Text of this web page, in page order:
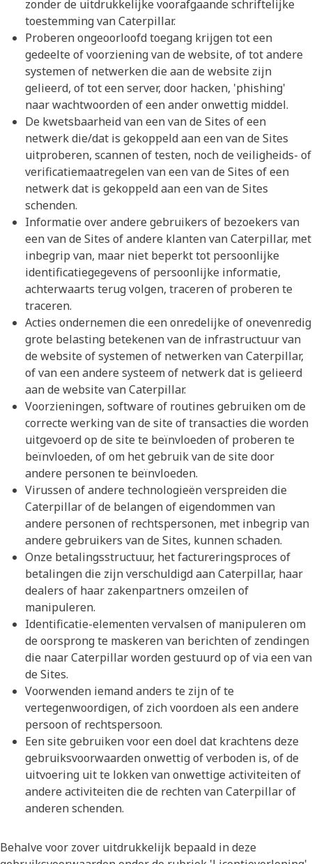
zonder de uitdrukkelijke voorafgaande schriftelijke
toestemming van Caterpillar.
Proberen ongeoorloofd toegang krijgen tot een
gedeelte of voorziening van de website, of tot andere
systemen of netwerken die aan de website zijn
gelieerd, of tot een server, door hacken, 'phishing'
naar wachtwoorden of een ander onwettig middel.
De kwetsbaarheid van een van de Sites of een
netwerk die/dat is gekoppeld aan een van de Sites
uitproberen, scannen of testen, noch de veiligheids- of
verificatiemaatregelen van een van de Sites of een
netwerk dat is gekoppeld aan een van de Sites
schenden.
Informatie over andere gebruikers of bezoekers van
een van de Sites of andere klanten van Caterpillar, met
inbegrip van, maar niet beperkt tot persoonlijke
identificatiegegevens of persoonlijke informatie,
achterwaarts terug volgen, traceren of proberen te
traceren.
Acties ondernemen die een onredelijke of onevenredig
grote belasting betekenen van de infrastructuur van
de website of systemen of netwerken van Caterpillar,
of van een andere systeem of netwerk dat is gelieerd
aan de website van Caterpillar.
Voorzieningen, software of routines gebruiken om de
correcte werking van de site of transacties die worden
uitgevoerd op de site te beïnvloeden of proberen te
beïnvloeden, of om het gebruik van de site door
andere personen te beïnvloeden.
Virussen of andere technologieën verspreiden die
Caterpillar of de belangen of eigendommen van
andere personen of rechtspersonen, met inbegrip van
andere gebruikers van de Sites, kunnen schaden.
Onze betalingsstructuur, het factureringsproces of
betalingen die zijn verschuldigd aan Caterpillar, haar
dealers of haar zakenpartners omzeilen of
manipuleren.
Identificatie-elementen vervalsen of manipuleren om
de oorsprong te maskeren van berichten of zendingen
die naar Caterpillar worden gestuurd op of via een van
de Sites.
Voorwenden iemand anders te zijn of te
vertegenwoordigen, of zich voordoen als een andere
persoon of rechtspersoon.
Een site gebruiken voor een doel dat krachtens deze
gebruiksvoorwaarden onwettig of verboden is, of de
uitvoering uit te lokken van onwettige activiteiten of
andere activiteiten die de rechten van Caterpillar of
anderen schenden.
Behalve voor zover uitdrukkelijk bepaald in deze